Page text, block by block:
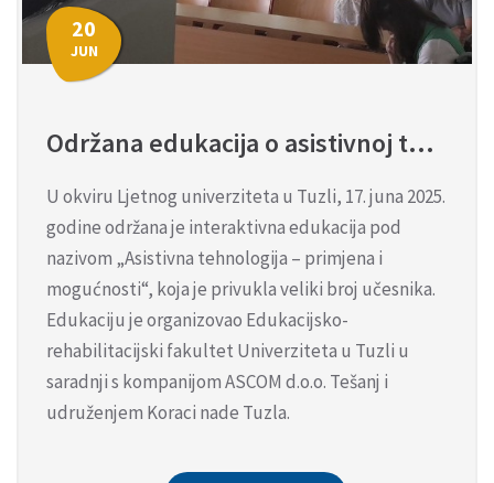
20
JUN
Održana edukacija o asistivnoj tehnologiji
U okviru Ljetnog univerziteta u Tuzli, 17. juna 2025.
godine održana je interaktivna edukacija pod
nazivom „Asistivna tehnologija – primjena i
mogućnosti“, koja je privukla veliki broj učesnika.
Edukaciju je organizovao Edukacijsko-
rehabilitacijski fakultet Univerziteta u Tuzli u
saradnji s kompanijom ASCOM d.o.o. Tešanj i
udruženjem Koraci nade Tuzla.